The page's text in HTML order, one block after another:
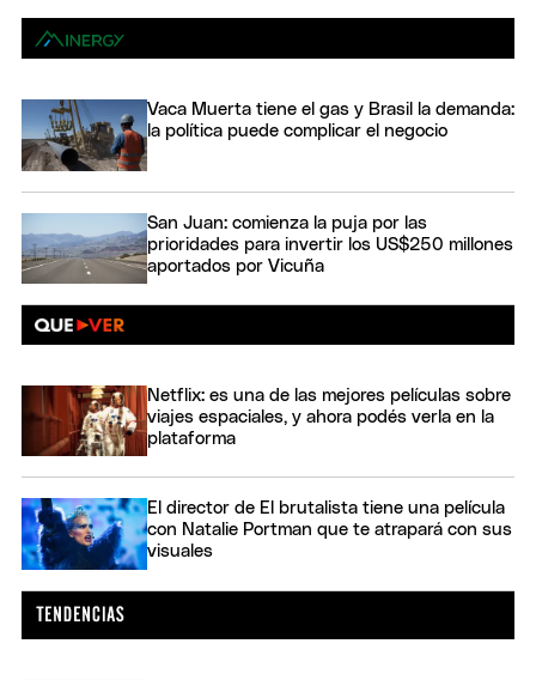
Vaca Muerta tiene el gas y Brasil la demanda:
la política puede complicar el negocio
San Juan: comienza la puja por las
prioridades para invertir los US$250 millones
aportados por Vicuña
Netflix: es una de las mejores películas sobre
viajes espaciales, y ahora podés verla en la
plataforma
El director de El brutalista tiene una película
con Natalie Portman que te atrapará con sus
visuales